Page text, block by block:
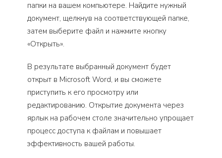
папки на вашем компьютере. Найдите нужный
документ, щелкнув на соответствующей папке,
затем выберите файл и нажмите кнопку
«Открыть».
В результате выбранный документ будет
открыт в Microsoft Word, и вы сможете
приступить к его просмотру или
редактированию. Открытие документа через
ярлык на рабочем столе значительно упрощает
процесс доступа к файлам и повышает
эффективность вашей работы.